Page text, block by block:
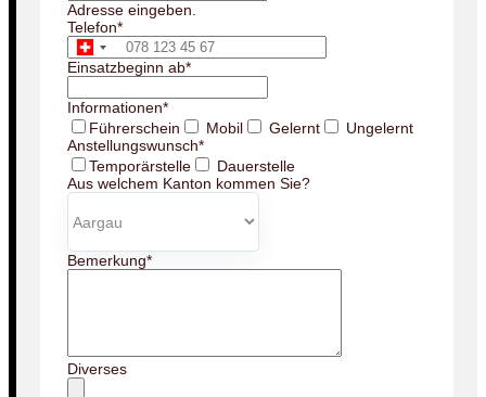
Adresse eingeben.
Telefon*
Einsatzbeginn ab*
Informationen*
Führerschein
Mobil Gelernt
Ungelernt
Anstellungswunsch*
Temporärstelle
Dauerstelle
Aus welchem Kanton kommen Sie?
Bemerkung*
Diverses